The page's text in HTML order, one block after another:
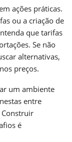
ações práticas.
ou a criação de
que tarifas
Se não
alternativas,
preços.
um ambiente
entre
é